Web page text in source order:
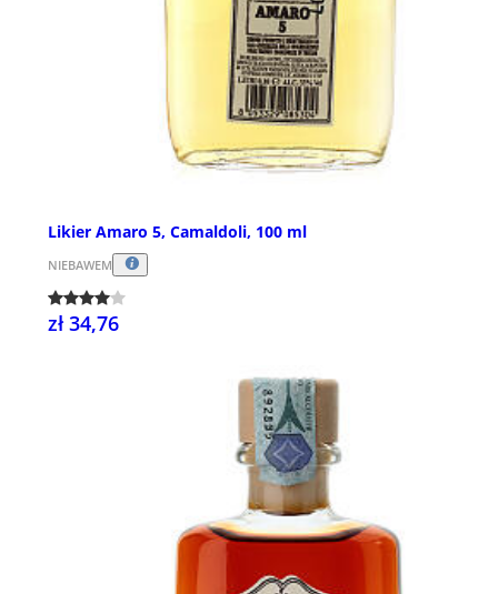
Likier Amaro 5, Camaldoli, 100 ml
NIEBAWEM
zł 34,76